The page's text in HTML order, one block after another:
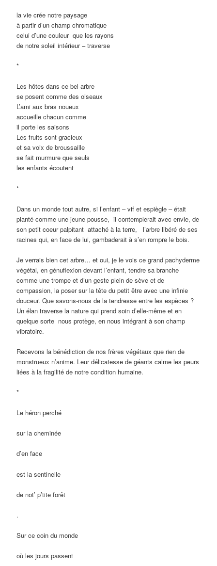
la vie crée notre paysage
à partir d’un champ chromatique
celui d’une couleur que les rayons
de notre soleil intérieur – traverse
*
Les hôtes dans ce bel arbre
se posent comme des oiseaux
L’ami aux bras noueux
accueille chacun comme
il porte les saisons
Les fruits sont gracieux
et sa voix de broussaille
se fait murmure que seuls
les enfants écoutent
*
Dans un monde tout autre, si l’enfant – vif et espiègle – était
planté comme une jeune pousse, il contemplerait avec envie, de
son petit coeur palpitant attaché à la terre, l’arbre libéré de ses
racines qui, en face de lui, gambaderait à s’en rompre le bois.
Je verrais bien cet arbre… et oui, je le vois ce grand pachyderme
végétal, en génuflexion devant l’enfant, tendre sa branche
comme une trompe et d’un geste plein de sève et de
compassion, la poser sur la tête du petit être avec une infinie
douceur. Que savons-nous de la tendresse entre les espèces ?
Un élan traverse la nature qui prend soin d’elle-même et en
quelque sorte nous protège, en nous intégrant à son champ
vibratoire.
Recevons la bénédiction de nos frères végétaux que rien de
monstrueux n’anime. Leur délicatesse de géants calme les peurs
liées à la fragilité de notre condition humaine.
*
Le héron perché
sur la cheminée
d’en face
est la sentinelle
de not’ p’tite forêt
.
Sur ce coin du monde
où les jours passent